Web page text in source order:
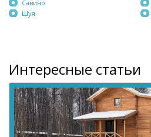
Савино
Шуя
Интересные статьи